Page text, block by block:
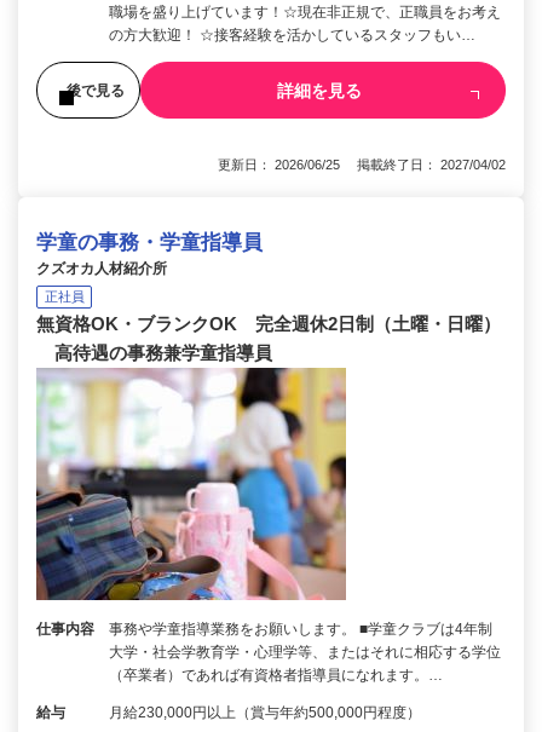
職場を盛り上げています！☆現在非正規で、正職員をお考え
の方大歓迎！ ☆接客経験を活かしているスタッフもい…
後で見る 詳細を見る
更新日： 2026/06/25 掲載終了日： 2027/04/02
学童の事務・学童指導員
クズオカ人材紹介所
正社員
無資格OK・ブランクOK 完全週休2日制（土曜・日曜）
高待遇の事務兼学童指導員
仕事内容
事務や学童指導業務をお願いします。 ■学童クラブは4年制
大学・社会学教育学・心理学等、またはそれに相応する学位
（卒業者）であれば有資格者指導員になれます。…
給与 月給230,000円以上（賞与年約500,000円程度）